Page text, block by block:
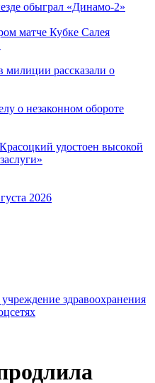
обыграл «Динамо-2»
матче Кубке Салея
рассказали о
о незаконном обороте
удостоен высокой
2026
здравоохранения